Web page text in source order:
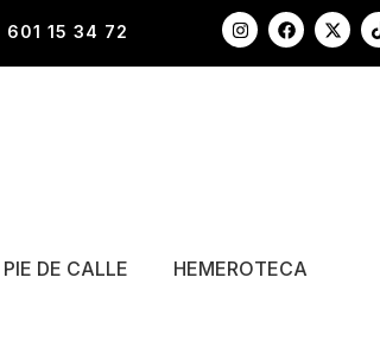
601 15 34 72
DE CALLE HEMEROTECA